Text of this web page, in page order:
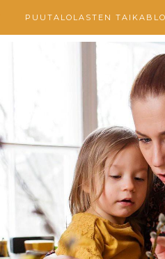
PUUTALOLASTEN